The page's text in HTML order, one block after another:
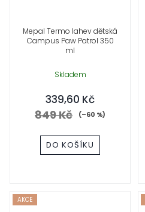
Mepal Termo lahev dětská
Campus Paw Patrol 350
ml
Skladem
339,60 Kč
849 Kč (–60 %)
DO KOŠÍKU
AKCE